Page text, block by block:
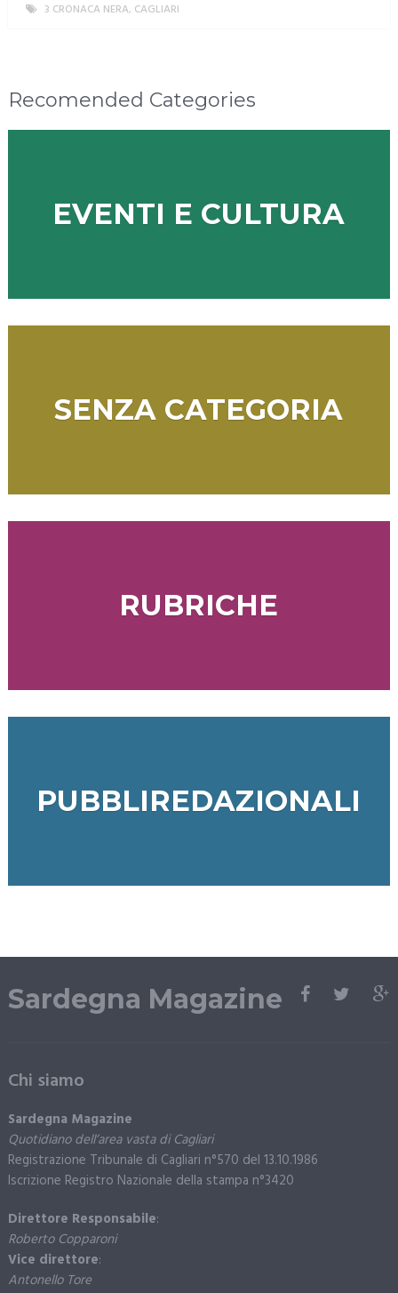
3 CRONACA NERA, CAGLIARI
Recomended Categories
EVENTI E CULTURA
SENZA CATEGORIA
RUBRICHE
PUBBLIREDAZIONALI
Sardegna Magazine
Chi siamo
Sardegna Magazine
Quotidiano dell’area vasta di Cagliari
Registrazione Tribunale di Cagliari n°570 del 13.10.1986
Iscrizione Registro Nazionale della stampa n°3420
Direttore Responsabile:
Roberto Copparoni
Vice direttore:
Antonello Tore